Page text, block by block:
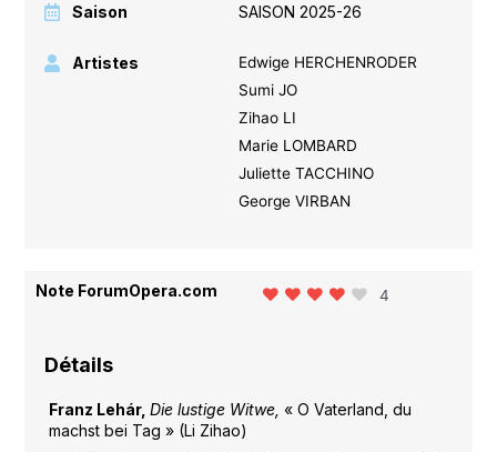
Saison SAISON 2025-26
Artistes
Edwige HERCHENRODER
Sumi JO
Zihao LI
Marie LOMBARD
Juliette TACCHINO
George VIRBAN
Note ForumOpera.com 4
Détails
Franz Lehár, Die lustige Witwe, « O Vaterland, du
machst bei Tag » (Li Zihao)